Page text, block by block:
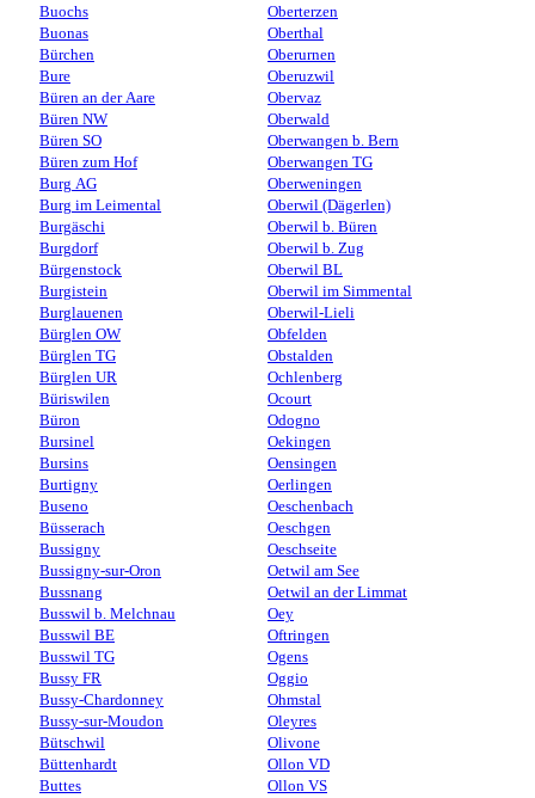
Buochs
Buonas
Bürchen
Bure
Büren an der Aare
Büren NW
Büren SO
Büren zum Hof
Burg AG
Burg im Leimental
Burgäschi
Burgdorf
Bürgenstock
Burgistein
Burglauenen
Bürglen OW
Bürglen TG
Bürglen UR
Büriswilen
Büron
Bursinel
Bursins
Burtigny
Buseno
Büsserach
Bussigny
Bussigny-sur-Oron
Bussnang
Busswil b. Melchnau
Busswil BE
Busswil TG
Bussy FR
Bussy-Chardonney
Bussy-sur-Moudon
Bütschwil
Büttenhardt
Buttes
Oberterzen
Oberthal
Oberurnen
Oberuzwil
Obervaz
Oberwald
Oberwangen b. Bern
Oberwangen TG
Oberweningen
Oberwil (Dägerlen)
Oberwil b. Büren
Oberwil b. Zug
Oberwil BL
Oberwil im Simmental
Oberwil-Lieli
Obfelden
Obstalden
Ochlenberg
Ocourt
Odogno
Oekingen
Oensingen
Oerlingen
Oeschenbach
Oeschgen
Oeschseite
Oetwil am See
Oetwil an der Limmat
Oey
Oftringen
Ogens
Oggio
Ohmstal
Oleyres
Olivone
Ollon VD
Ollon VS